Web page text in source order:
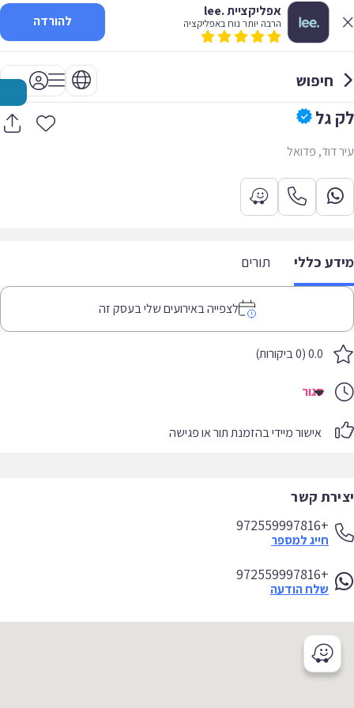
אפליקציית .lee
הרבה יותר נוח באפליקציה להורדה
חיפוש
לק גל
עיר דוד, פדואל
מידע כללי תורים
לצפייה באירועים שלי בעסק זה
0.0 (0 ביקורות)
סגור
אישור מיידי בהזמנת תור או פגישה
יצירת קשר
+972559997816
חייג למספר
+972559997816
שלח הודעה